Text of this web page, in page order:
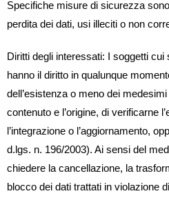
Specifiche misure di sicurezza
perdita dei dati, usi illeciti o non
Diritti degli interessati: I soggetti
hanno il diritto in qualunque
dell’esistenza o meno dei
contenuto e l’origine, di verificarne
l’integrazione o l’aggiornamento,
d.lgs. n. 196/2003). Ai sensi del
chiedere la cancellazione, la
blocco dei dati trattati in violazione